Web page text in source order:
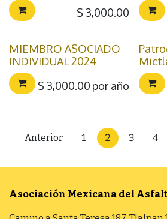
$ 3,000.00
MIEMBRO ASOCIADO
INDIVIDUAL 2024
$ 3,000.00 por año
Anterior 1 2 3 4
Asociación Mexicana del